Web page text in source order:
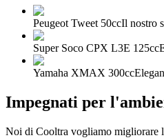
Peugeot Tweet 50ccIl nostro
Super Soco CPX L3E 125cc
Yamaha XMAX 300cc
Impegnati per
Noi di Cooltra vogliamo migliorare